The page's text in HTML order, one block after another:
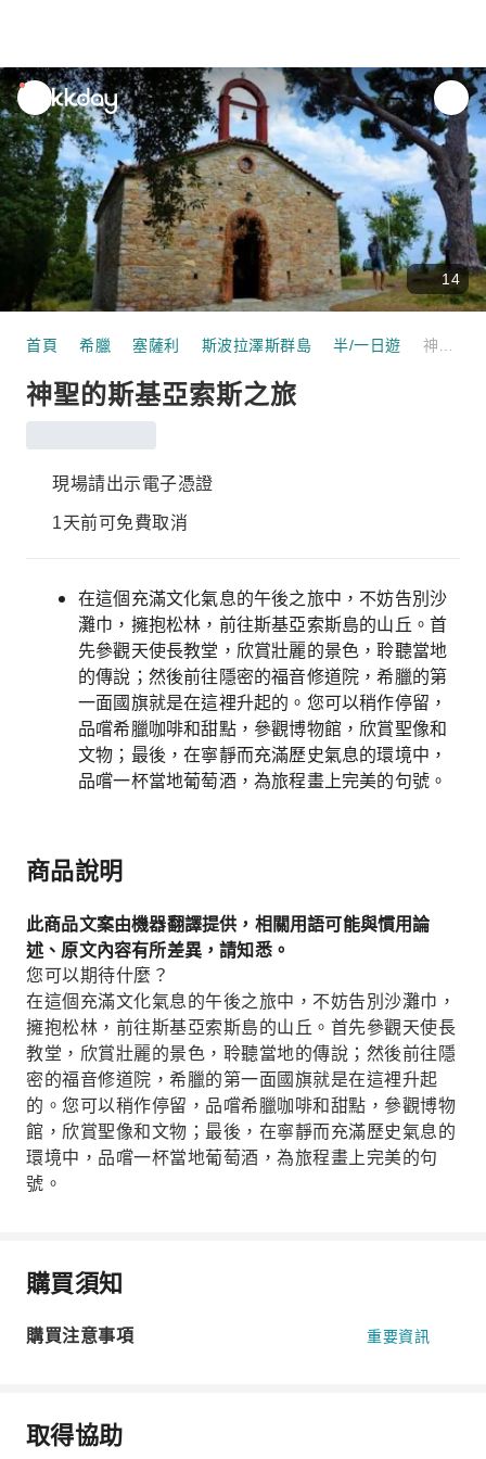
unread
notifications
14
首頁 希臘 塞薩利 斯波拉澤斯群島 半/一日遊
神聖的斯基亞索斯之旅
現場請出示電子憑證
1天前可免費取消
在這個充滿文化氣息的午後之旅中，不妨告別沙
灘巾，擁抱松林，前往斯基亞索斯島的山丘。首
先參觀天使長教堂，欣賞壯麗的景色，聆聽當地
的傳說；然後前往隱密的福音修道院，希臘的第
一面國旗就是在這裡升起的。您可以稍作停留，
品嚐希臘咖啡和甜點，參觀博物館，欣賞聖像和
文物；最後，在寧靜而充滿歷史氣息的環境中，
品嚐一杯當地葡萄酒，為旅程畫上完美的句號。
商品說明
此商品文案由機器翻譯提供，相關用語可能與慣用論
述、原文內容有所差異，請知悉。
您可以期待什麼？
在這個充滿文化氣息的午後之旅中，不妨告別沙灘巾，
擁抱松林，前往斯基亞索斯島的山丘。首先參觀天使長
教堂，欣賞壯麗的景色，聆聽當地的傳說；然後前往隱
密的福音修道院，希臘的第一面國旗就是在這裡升起
的。您可以稍作停留，品嚐希臘咖啡和甜點，參觀博物
館，欣賞聖像和文物；最後，在寧靜而充滿歷史氣息的
環境中，品嚐一杯當地葡萄酒，為旅程畫上完美的句
號。
購買須知
購買注意事項 重要資訊
取得協助